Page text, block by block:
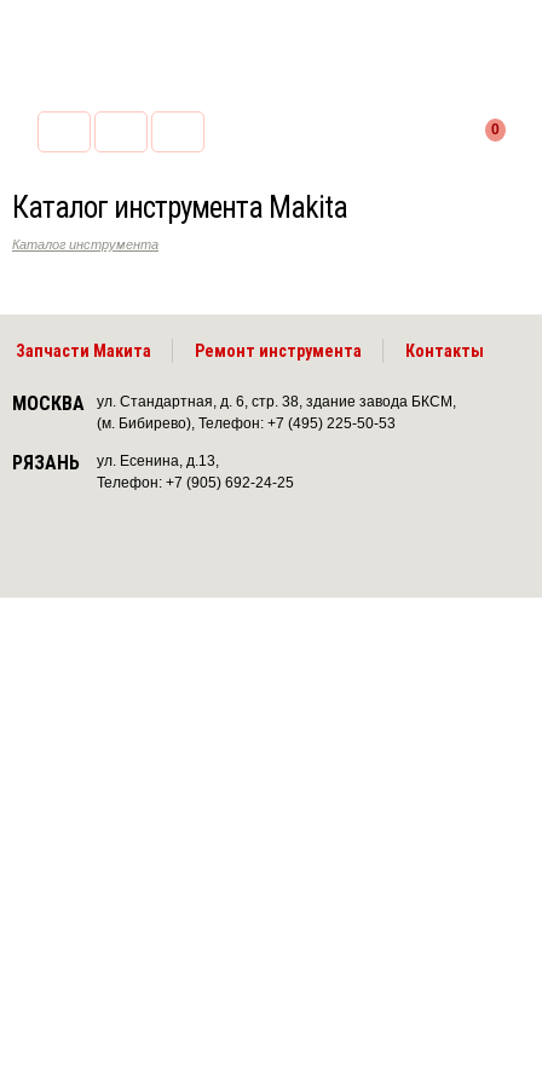
0
Каталог инструмента Makita
Каталог инструмента
Запчасти Макита Ремонт инструмента Контакты
МОСКВА
ул. Стандартная, д. 6, стр. 38, здание завода БКСМ,
(м. Бибирево), Телефон: +7 (495) 225-50-53
РЯЗАНЬ
ул. Есенина, д.13,
Телефон: +7 (905) 692-24-25